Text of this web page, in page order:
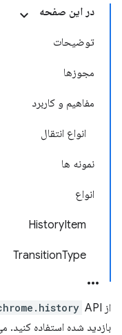
در این صفحه
توضیحات
مجوزها
مفاهیم و کاربرد
انواع انتقال
نمونه ها
انواع
HistoryItem
TransitionType
از
بازدید شده استفاده کنید.